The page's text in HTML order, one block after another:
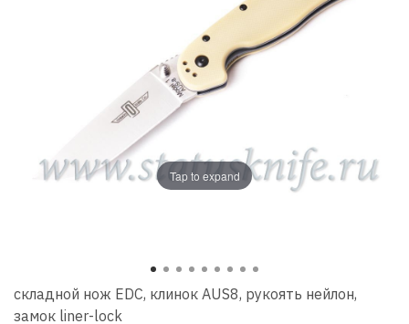
Tap to expand
складной нож EDC, клинок AUS8, рукоять нейлон,
замок liner-lock